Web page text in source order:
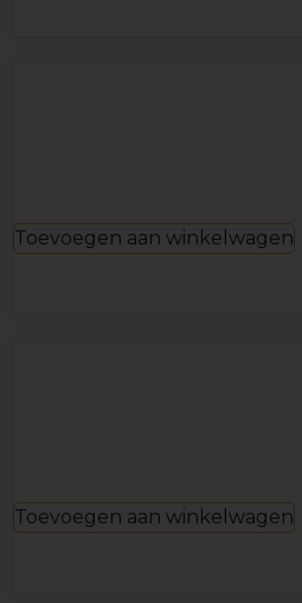
Toevoegen aan winkelwagen
Toevoegen aan winkelwagen